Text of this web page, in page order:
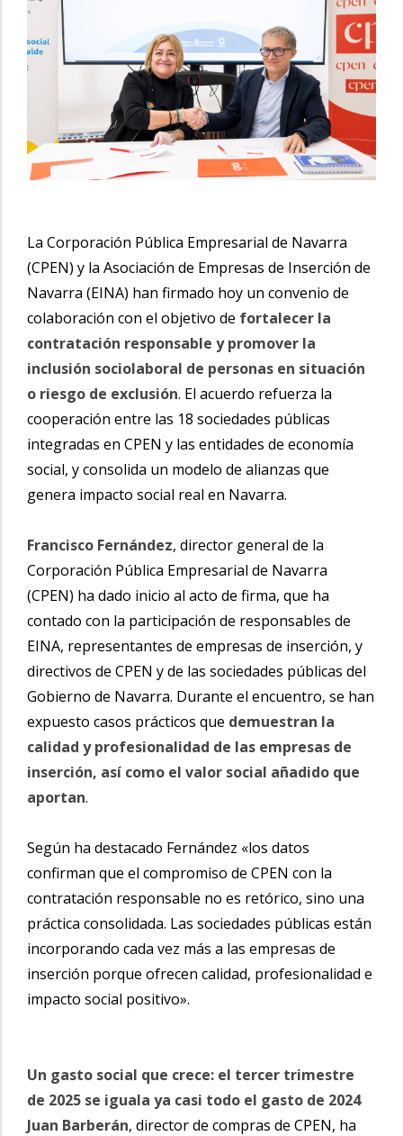
La Corporación Pública Empresarial de Navarra
(CPEN) y la Asociación de Empresas de Inserción de
Navarra (EINA) han firmado hoy un convenio de
colaboración con el objetivo de fortalecer la
contratación responsable y promover la
inclusión sociolaboral de personas en situación
o riesgo de exclusión. El acuerdo refuerza la
cooperación entre las 18 sociedades públicas
integradas en CPEN y las entidades de economía
social, y consolida un modelo de alianzas que
genera impacto social real en Navarra.
Francisco Fernández, director general de la
Corporación Pública Empresarial de Navarra
(CPEN) ha dado inicio al acto de firma, que ha
contado con la participación de responsables de
EINA, representantes de empresas de inserción, y
directivos de CPEN y de las sociedades públicas del
Gobierno de Navarra. Durante el encuentro, se han
expuesto casos prácticos que demuestran la
calidad y profesionalidad de las empresas de
inserción, así como el valor social añadido que
aportan.
Según ha destacado Fernández «los datos
confirman que el compromiso de CPEN con la
contratación responsable no es retórico, sino una
práctica consolidada. Las sociedades públicas están
incorporando cada vez más a las empresas de
inserción porque ofrecen calidad, profesionalidad e
impacto social positivo».
Un gasto social que crece: el tercer trimestre
de 2025 se iguala ya casi todo el gasto de 2024
Juan Barberán, director de compras de CPEN, ha